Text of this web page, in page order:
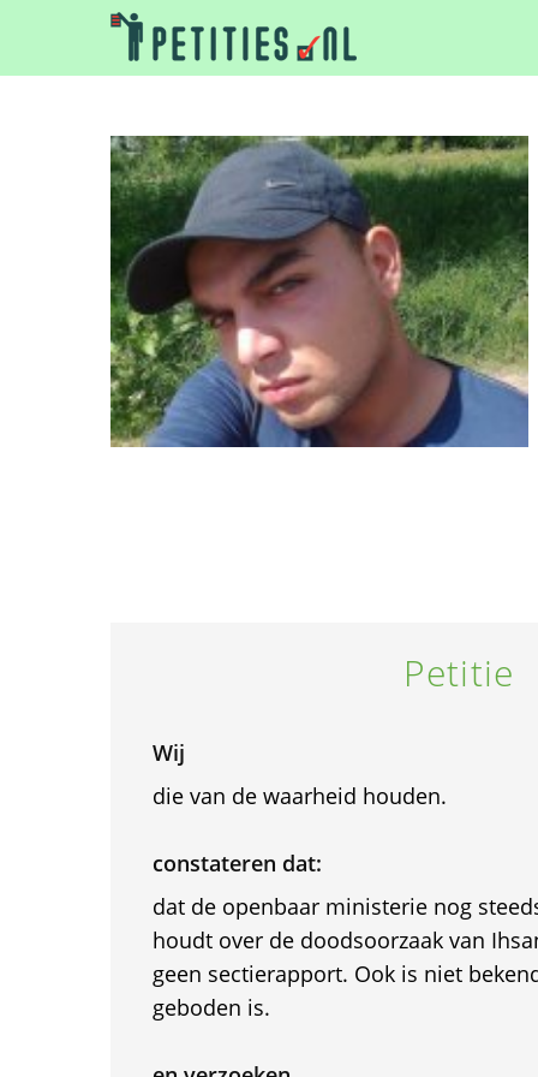
Petitie
Wij
die van de waarheid houden.
constateren dat:
dat de openbaar ministerie nog
houdt over de doodsoorzaak van
geen sectierapport. Ook is niet
geboden is.